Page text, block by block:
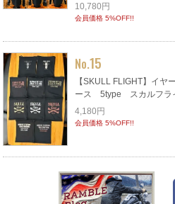
10,780円
会員価格 5%OFF!!
No.15
【SKULL FLIGHT】イ
ース 5type スカルフラ
4,180円
会員価格 5%OFF!!